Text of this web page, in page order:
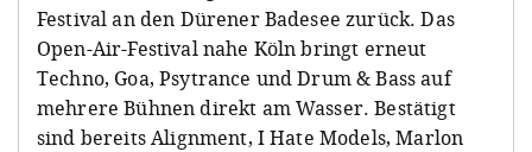
Festival an den Dürener Badesee zurück. Das
Open-Air-Festival nahe Köln bringt erneut
Techno, Goa, Psytrance und Drum & Bass auf
mehrere Bühnen direkt am Wasser. Bestätigt
sind bereits Alignment, I Hate Models, Marlon